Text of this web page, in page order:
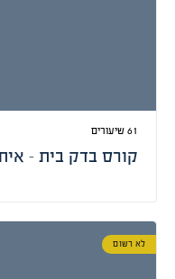
קורס בדק בית –
לא רשום